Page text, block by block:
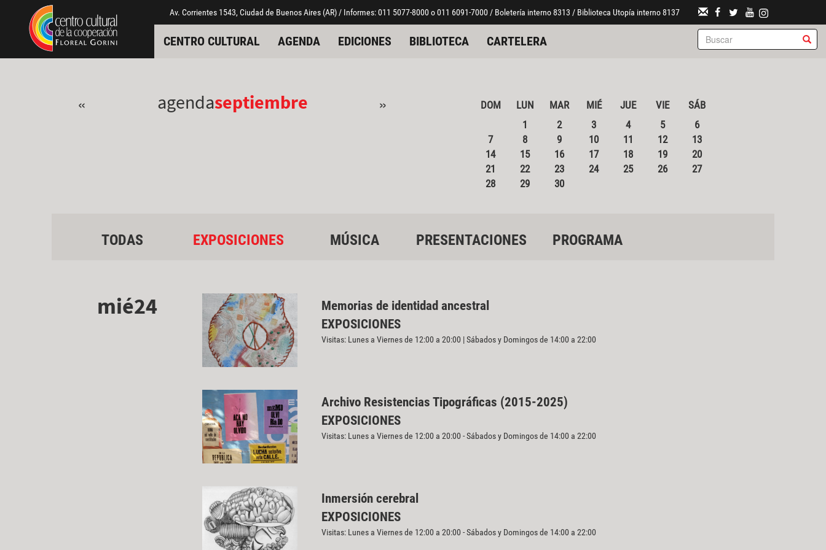
Pasar al contenido principal
Jump to main content Av. Corrientes 1543, Ciudad de Buenos Aires (AR) / Informes: 011 5077-8000 o 011 6091-7000 / Boletería interno 8313 / Biblioteca Utopía interno 8137
CENTRO CULTURAL AGENDA EDICIONES BIBLIOTECA CARTELERA
« agendaseptiembre » DOM LUN MAR MIÉ JUE VIE
SÁB
1
2 3 4 5
6
7
8 9 10 11 12
13
14
15 16 17 18 19
20
21
22 23 24 25 26
27
28
29 30
TODAS EXPOSICIONES MÚSICA PRESENTACIONES PROGRAMA
mié24
Memorias de identidad ancestral
EXPOSICIONES
Visitas: Lunes a Viernes de 12:00 a 20:00 | Sábados y Domingos de 14:00 a 22:00
Archivo Resistencias Tipográficas (2015-2025)
EXPOSICIONES
Visitas: Lunes a Viernes de 12:00 a 20:00 - Sábados y Domingos de 14:00 a 22:00
Inmersión cerebral
EXPOSICIONES
Visitas: Lunes a Viernes de 12:00 a 20:00 - Sábados y Domingos de 14:00 a 22:00